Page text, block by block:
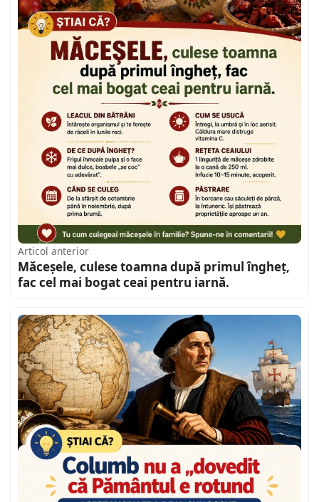
Articol anterior
Măceșele, culese toamna după primul îngheț,
fac cel mai bogat ceai pentru iarnă.